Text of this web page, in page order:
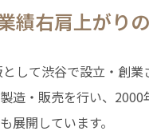
績右肩上がり
して渋谷で設立・創
造・販売を行い、
展開しています。